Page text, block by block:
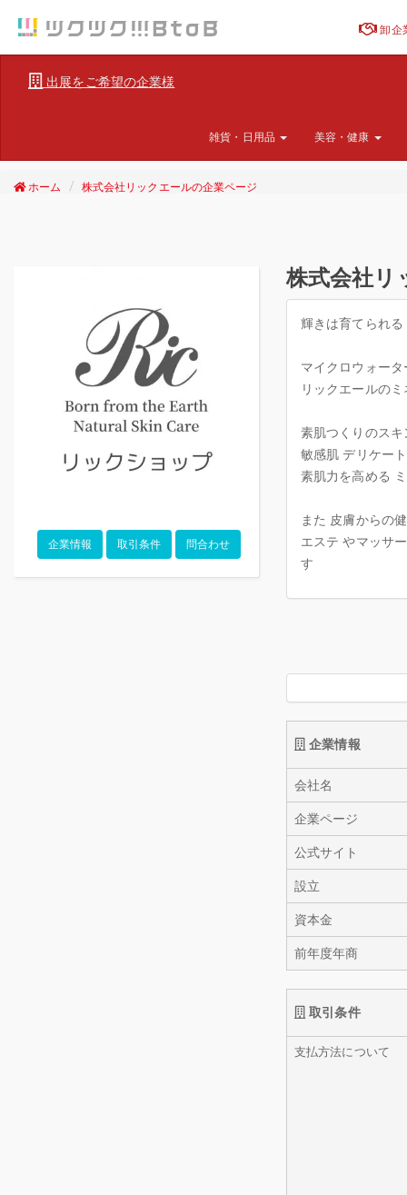
卸企
出展をご希望の企業様
雑貨・日用品 美容・健康
ホーム 株式会社リックエールの企業ページ
企業情報 取引条件 問合わせ
株式会社
輝きは育てられる
マイクロウォー
リックエールの
素肌つくりのス
敏感肌 デリケー
素肌力を高める
また 皮膚からの
エステ やマッサ
す
企業情報
会社名
企業ページ
公式サイト
設立
資本金
前年度年商
取引条件
支払方法について